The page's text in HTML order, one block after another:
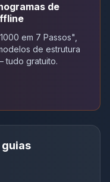
de
em 7 Passos",
de estrutura
tudo gratuito.